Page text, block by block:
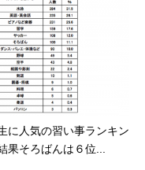
に人気の習い事ランキン
果そろばんは６位...